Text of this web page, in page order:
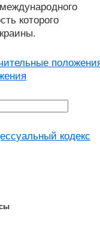
которого
кодекс